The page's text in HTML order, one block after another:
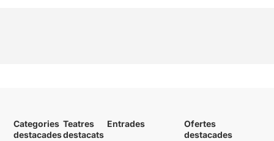
Categories
destacades
Teatres
destacats
Entrades
Ofertes
destacades